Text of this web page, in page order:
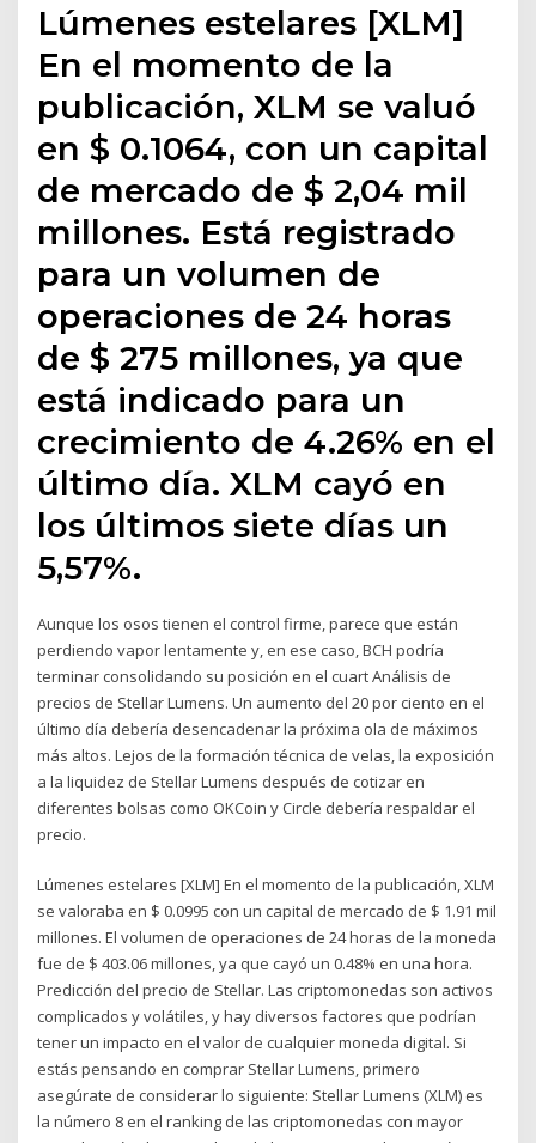
Lúmenes estelares [XLM]
En el momento de la
publicación, XLM se valuó
en $ 0.1064, con un capital
de mercado de $ 2,04 mil
millones. Está registrado
para un volumen de
operaciones de 24 horas
de $ 275 millones, ya que
está indicado para un
crecimiento de 4.26% en el
último día. XLM cayó en
los últimos siete días un
5,57%.
Aunque los osos tienen el control firme, parece que están
perdiendo vapor lentamente y, en ese caso, BCH podría
terminar consolidando su posición en el cuart Análisis de
precios de Stellar Lumens. Un aumento del 20 por ciento en el
último día debería desencadenar la próxima ola de máximos
más altos. Lejos de la formación técnica de velas, la exposición
a la liquidez de Stellar Lumens después de cotizar en
diferentes bolsas como OKCoin y Circle debería respaldar el
precio.
Lúmenes estelares [XLM] En el momento de la publicación, XLM
se valoraba en $ 0.0995 con un capital de mercado de $ 1.91 mil
millones. El volumen de operaciones de 24 horas de la moneda
fue de $ 403.06 millones, ya que cayó un 0.48% en una hora.
Predicción del precio de Stellar. Las criptomonedas son activos
complicados y volátiles, y hay diversos factores que podrían
tener un impacto en el valor de cualquier moneda digital. Si
estás pensando en comprar Stellar Lumens, primero
asegúrate de considerar lo siguiente: Stellar Lumens (XLM) es
la número 8 en el ranking de las criptomonedas con mayor